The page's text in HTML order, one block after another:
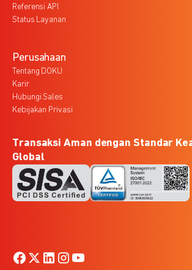
Referensi API
Status Layanan
Perusahaan
Tentang DOKU
Karir
Hubungi Sales
Kebijakan Privasi
Transaksi Aman dengan Standar
Global